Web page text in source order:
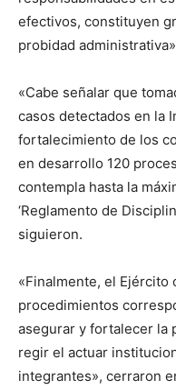
efectivos, constituyen
probidad
«Cabe señalar que
casos detectados en la
fortalecimiento de los
en desarrollo 120
contempla hasta la
‘Reglamento de
siguieron.
«Finalmente, el Ejército
procedimientos
asegurar y fortalecer la
regir el actuar
integrantes», cerraron